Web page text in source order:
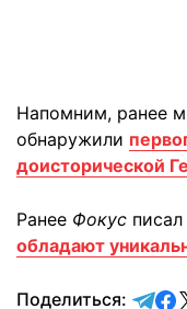
Напомним, ранее
обнаружили
доисторической
Ранее Фокус
обладают
Поделиться: